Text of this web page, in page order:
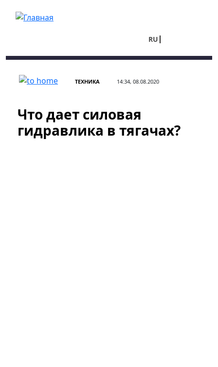
RU
ТЕХНИКА 14:34, 08.08.2020
Что дает силовая
гидравлика в тягачах?